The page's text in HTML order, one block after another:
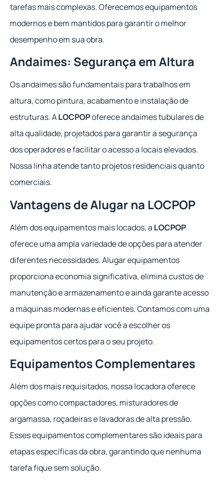
tarefas mais complexas. Oferecemos equipamentos
modernos e bem mantidos para garantir o melhor
desempenho em sua obra.
Andaimes: Segurança em Altura
Os andaimes são fundamentais para trabalhos em
altura, como pintura, acabamento e instalação de
estruturas. ALOCPOPoferece andaimes tubulares de
alta qualidade, projetados para garantir a segurança
dos operadores e facilitar o acesso a locais elevados.
Nossa linha atende tanto projetos residenciais quanto
comerciais.
Vantagens de Alugar na LOCPOP
Além dos equipamentos mais locados, a LOCPOP
oferece uma ampla variedade de opções para atender
diferentes necessidades. Alugar equipamentos
proporciona economia significativa, elimina custos de
manutenção e armazenamento e ainda garante acesso
a máquinas modernas e eficientes. Contamos com uma
equipe pronta para ajudar você a escolher os
equipamentos certos para o seu projeto.
Equipamentos Complementares
Além dos mais requisitados, nossa locadora oferece
opções como compactadores, misturadores de
argamassa, roçadeiras e lavadoras de alta pressão.
Esses equipamentos complementares são ideais para
etapas específicas da obra, garantindo que nenhuma
tarefa fique sem solução.